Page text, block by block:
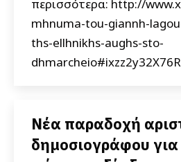
περισσότερα: http://
mhnuma-tou-giannh-
ths-ellhnikhs-aughs-sto-
Νέα παραδοχή
δημοσιογράφου για